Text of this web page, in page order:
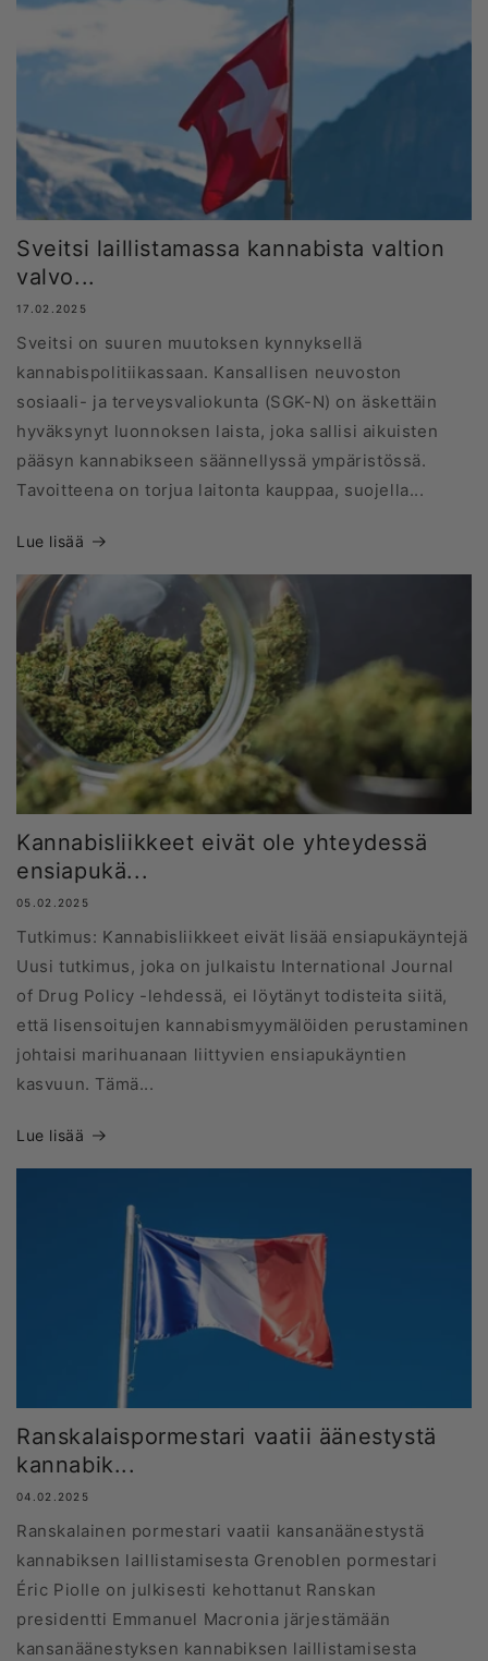
Sveitsi laillistamassa kannabista valtion
valvo...
17.02.2025
Sveitsi on suuren muutoksen kynnyksellä
kannabispolitiikassaan. Kansallisen neuvoston
sosiaali- ja terveysvaliokunta (SGK-N) on äskettäin
hyväksynyt luonnoksen laista, joka sallisi aikuisten
pääsyn kannabikseen säännellyssä ympäristössä.
Tavoitteena on torjua laitonta kauppaa, suojella...
Lue lisää
Kannabisliikkeet eivät ole yhteydessä
ensiapukä...
05.02.2025
Tutkimus: Kannabisliikkeet eivät lisää ensiapukäyntejä
Uusi tutkimus, joka on julkaistu International Journal
of Drug Policy -lehdessä, ei löytänyt todisteita siitä,
että lisensoitujen kannabismyymälöiden perustaminen
johtaisi marihuanaan liittyvien ensiapukäyntien
kasvuun. Tämä...
Lue lisää
Ranskalaispormestari vaatii äänestystä
kannabik...
04.02.2025
Ranskalainen pormestari vaatii kansanäänestystä
kannabiksen laillistamisesta Grenoblen pormestari
Éric Piolle on julkisesti kehottanut Ranskan
presidentti Emmanuel Macronia järjestämään
kansanäänestyksen kannabiksen laillistamisesta